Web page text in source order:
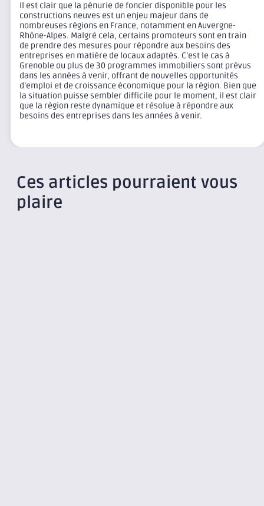
Il est clair que la pénurie de foncier disponible pour les
constructions neuves est un enjeu majeur dans de
nombreuses régions en France, notamment en Auvergne-
Rhône-Alpes. Malgré cela, certains promoteurs sont en train
de prendre des mesures pour répondre aux besoins des
entreprises en matière de locaux adaptés. C’est le cas à
Grenoble ou plus de 30 programmes immobiliers sont prévus
dans les années à venir, offrant de nouvelles opportunités
d’emploi et de croissance économique pour la région. Bien que
la situation puisse sembler difficile pour le moment, il est clair
que la région reste dynamique et résolue à répondre aux
besoins des entreprises dans les années à venir.
Ces articles pourraient vous
plaire